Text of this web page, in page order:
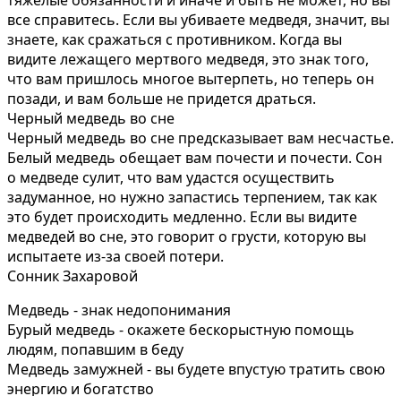
все справитесь. Если вы убиваете медведя, значит, вы
знаете, как сражаться с противником. Когда вы
видите лежащего мертвого медведя, это знак того,
что вам пришлось многое вытерпеть, но теперь он
позади, и вам больше не придется драться.
Черный медведь во сне
Черный медведь во сне предсказывает вам несчастье.
Белый медведь обещает вам почести и почести. Сон
о медведе сулит, что вам удастся осуществить
задуманное, но нужно запастись терпением, так как
это будет происходить медленно. Если вы видите
медведей во сне, это говорит о грусти, которую вы
испытаете из-за своей потери.
Сонник Захаровой
Медведь - знак недопонимания
Бурый медведь - окажете бескорыстную помощь
людям, попавшим в беду
Медведь замужней - вы будете впустую тратить свою
энергию и богатство